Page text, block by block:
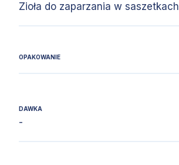
Zioła do zaparzania w saszetkach
OPAKOWANIE
DAWKA
-